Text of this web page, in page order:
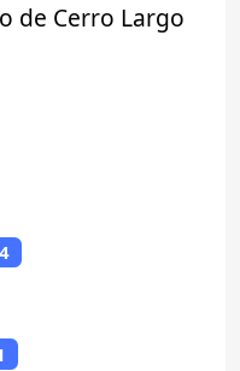
de Cerro Largo